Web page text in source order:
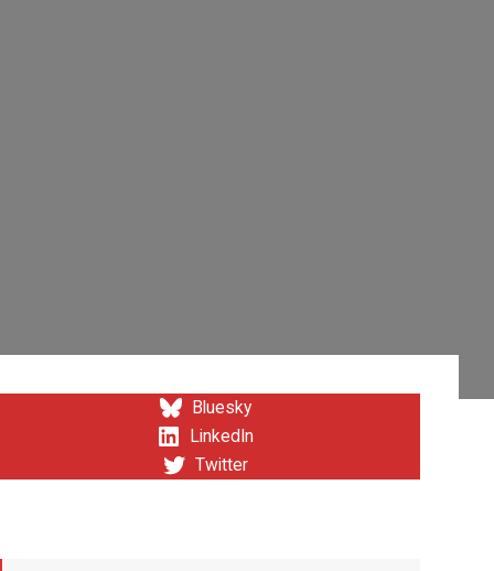
Bluesky
LinkedIn
Twitter